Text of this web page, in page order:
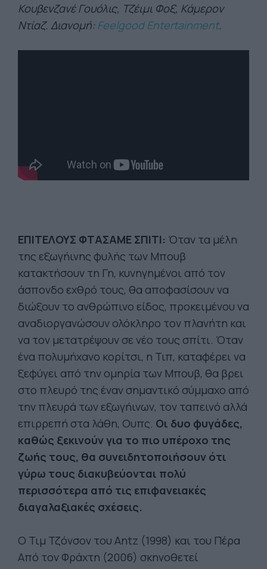
Κουβενζανέ Γουόλις, Τζέιμι Φοξ, Κάμερον
Ντίαζ. Διανομή:Feelgood Entertainment.
ΕΠΙΤΕΛΟΥΣ ΦΤΑΣΑΜΕ ΣΠΙΤΙ: Όταν τα μέλη
της εξωγήινης φυλής των Μπουβ
κατακτήσουν τη Γη, κυνηγημένοι από τον
άσπονδο εχθρό τους, θα αποφασίσουν να
διώξουν το ανθρώπινο είδος, προκειμένου να
αναδιοργανώσουν ολόκληρο τον πλανήτη και
να τον μετατρέψουν σε νέο τους σπίτι. Όταν
ένα πολυμήχανο κορίτσι, η Τιπ, καταφέρει να
ξεφύγει από την ομηρία των Μπουβ, θα βρει
στο πλευρό της έναν σημαντικό σύμμαχο από
την πλευρά των εξωγήινων, τον ταπεινό αλλά
επιρρεπή στα λάθη, Ουπς. Οι δυο φυγάδες,
καθώς ξεκινούν για το πιο υπέροχο της
ζωής τους, θα συνειδητοποιήσουν ότι
γύρω τους διακυβεύονται πολύ
περισσότερα από τις επιφανειακές
διαγαλαξιακές σχέσεις.
Ο Τιμ Τζόνσον του Antz (1998) και του Πέρα
Από τον Φράχτη (2006) σκηνοθετεί